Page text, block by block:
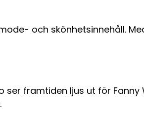
och skönhetsinnehåll.
framtiden ljus ut för Fanny